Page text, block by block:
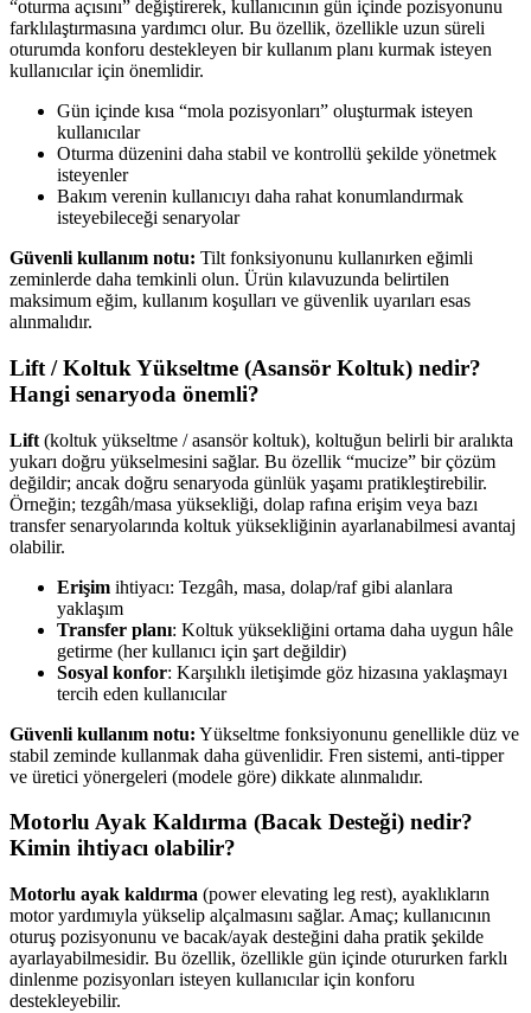
“oturma açısını” değiştirerek, kullanıcının gün içinde pozisyonunu
farklılaştırmasına yardımcı olur. Bu özellik, özellikle uzun süreli
oturumda konforu destekleyen bir kullanım planı kurmak isteyen
kullanıcılar için önemlidir.
Gün içinde kısa “mola pozisyonları” oluşturmak isteyen
kullanıcılar
Oturma düzenini daha stabil ve kontrollü şekilde yönetmek
isteyenler
Bakım verenin kullanıcıyı daha rahat konumlandırmak
isteyebileceği senaryolar
Güvenli kullanım notu: Tilt fonksiyonunu kullanırken eğimli
zeminlerde daha temkinli olun. Ürün kılavuzunda belirtilen
maksimum eğim, kullanım koşulları ve güvenlik uyarıları esas
alınmalıdır.
Lift / Koltuk Yükseltme (Asansör Koltuk) nedir?
Hangi senaryoda önemli?
Lift (koltuk yükseltme / asansör koltuk), koltuğun belirli bir aralıkta
yukarı doğru yükselmesini sağlar. Bu özellik “mucize” bir çözüm
değildir; ancak doğru senaryoda günlük yaşamı pratikleştirebilir.
Örneğin; tezgâh/masa yüksekliği, dolap rafına erişim veya bazı
transfer senaryolarında koltuk yüksekliğinin ayarlanabilmesi avantaj
olabilir.
Erişim ihtiyacı: Tezgâh, masa, dolap/raf gibi alanlara
yaklaşım
Transfer planı: Koltuk yüksekliğini ortama daha uygun hâle
getirme (her kullanıcı için şart değildir)
Sosyal konfor: Karşılıklı iletişimde göz hizasına yaklaşmayı
tercih eden kullanıcılar
Güvenli kullanım notu: Yükseltme fonksiyonunu genellikle düz ve
stabil zeminde kullanmak daha güvenlidir. Fren sistemi, anti-tipper
ve üretici yönergeleri (modele göre) dikkate alınmalıdır.
Motorlu Ayak Kaldırma (Bacak Desteği) nedir?
Kimin ihtiyacı olabilir?
Motorlu ayak kaldırma (power elevating leg rest), ayaklıkların
motor yardımıyla yükselip alçalmasını sağlar. Amaç; kullanıcının
oturuş pozisyonunu ve bacak/ayak desteğini daha pratik şekilde
ayarlayabilmesidir. Bu özellik, özellikle gün içinde otururken farklı
dinlenme pozisyonları isteyen kullanıcılar için konforu
destekleyebilir.